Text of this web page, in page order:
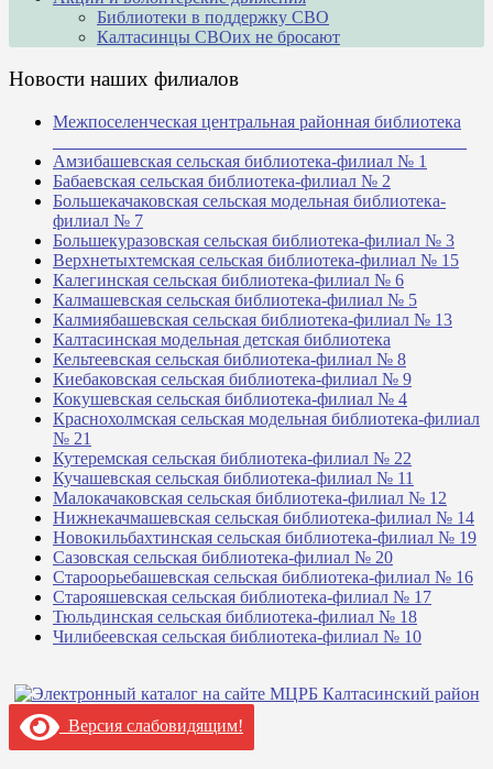
Библиотеки в поддержку СВО
Калтасинцы СВОих не бросают
Новости наших филиалов
Межпоселенческая центральная районная библиотека
Амзибашевская сельская библиотека-филиал № 1
Бабаевская сельская библиотека-филиал № 2
Большекачаковская сельская модельная библиотека-
филиал № 7
Большекуразовская сельская библиотека-филиал № 3
Верхнетыхтемская сельская библиотека-филиал № 15
Калегинская сельская библиотека-филиал № 6
Калмашевская сельская библиотека-филиал № 5
Калмиябашевская сельская библиотека-филиал № 13
Калтасинская модельная детская библиотека
Кельтеевская сельская библиотека-филиал № 8
Киебаковская сельская библиотека-филиал № 9
Кокушевская сельская библиотека-филиал № 4
Краснохолмская сельская модельная библиотека-филиал
№ 21
Кутеремская сельская библиотека-филиал № 22
Кучашевская сельская библиотека-филиал № 11
Малокачаковская сельская библиотека-филиал № 12
Нижнекачмашевская сельская библиотека-филиал № 14
Новокильбахтинская сельская библиотека-филиал № 19
Сазовская сельская библиотека-филиал № 20
Староорьебашевская сельская библиотека-филиал № 16
Старояшевская сельская библиотека-филиал № 17
Тюльдинская сельская библиотека-филиал № 18
Чилибеевская сельская библиотека-филиал № 10
Версия слабовидящим!